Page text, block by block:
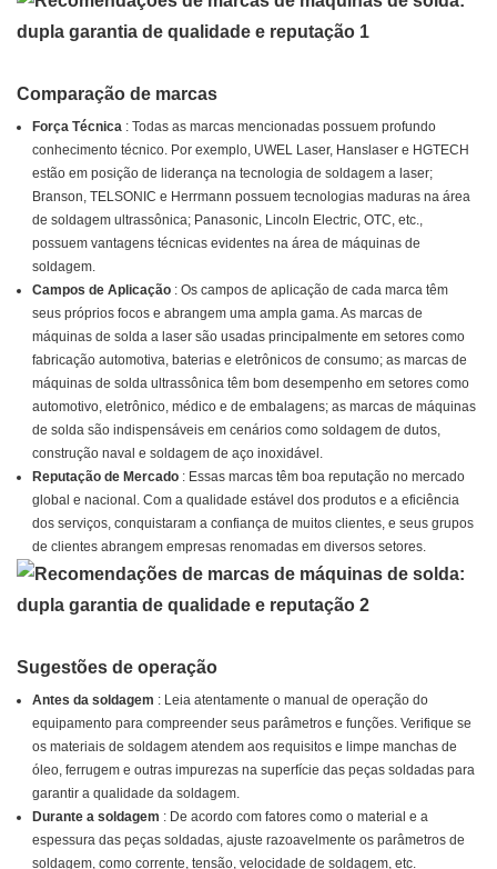
Comparação de marcas
Força Técnica : Todas as marcas mencionadas possuem profundo
conhecimento técnico. Por exemplo, UWEL Laser, Hanslaser e HGTECH
estão em posição de liderança na tecnologia de soldagem a laser;
Branson, TELSONIC e Herrmann possuem tecnologias maduras na área
de soldagem ultrassônica; Panasonic, Lincoln Electric, OTC, etc.,
possuem vantagens técnicas evidentes na área de máquinas de
soldagem.
Campos de Aplicação : Os campos de aplicação de cada marca têm
seus próprios focos e abrangem uma ampla gama. As marcas de
máquinas de solda a laser são usadas principalmente em setores como
fabricação automotiva, baterias e eletrônicos de consumo; as marcas de
máquinas de solda ultrassônica têm bom desempenho em setores como
automotivo, eletrônico, médico e de embalagens; as marcas de máquinas
de solda são indispensáveis ​​em cenários como soldagem de dutos,
construção naval e soldagem de aço inoxidável.
Reputação de Mercado : Essas marcas têm boa reputação no mercado
global e nacional. Com a qualidade estável dos produtos e a eficiência
dos serviços, conquistaram a confiança de muitos clientes, e seus grupos
de clientes abrangem empresas renomadas em diversos setores.
Sugestões de operação
Antes da soldagem : Leia atentamente o manual de operação do
equipamento para compreender seus parâmetros e funções. Verifique se
os materiais de soldagem atendem aos requisitos e limpe manchas de
óleo, ferrugem e outras impurezas na superfície das peças soldadas para
garantir a qualidade da soldagem.
Durante a soldagem : De acordo com fatores como o material e a
espessura das peças soldadas, ajuste razoavelmente os parâmetros de
soldagem, como corrente, tensão, velocidade de soldagem, etc.